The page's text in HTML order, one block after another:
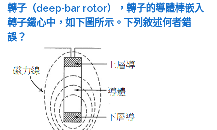
轉子（deep-bar rotor），轉子的導體棒嵌入
轉子鐵心中，如下圖所示。下列敘述何者錯
誤？